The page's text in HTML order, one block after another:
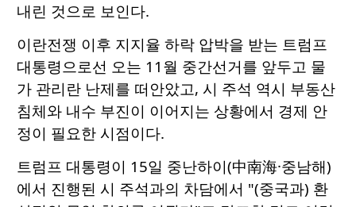
내린 것으로 보인다.
이란전쟁 이후 지지율 하락 압박을 받는 트럼프
대통령으로선 오는 11월 중간선거를 앞두고 물
가 관리란 난제를 떠안았고, 시 주석 역시 부동산
침체와 내수 부진이 이어지는 상황에서 경제 안
정이 필요한 시점이다.
트럼프 대통령이 15일 중난하이(中南海·중남해)
에서 진행된 시 주석과의 차담에서 "(중국과) 환